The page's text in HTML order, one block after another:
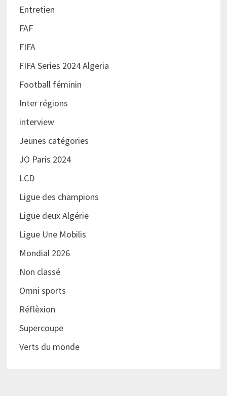
Entretien
FAF
FIFA
FIFA Series 2024 Algeria
Football féminin
Inter régions
interview
Jeunes catégories
JO Paris 2024
LCD
Ligue des champions
Ligue deux Algérie
Ligue Une Mobilis
Mondial 2026
Non classé
Omni sports
Réflèxion
Supercoupe
Verts du monde